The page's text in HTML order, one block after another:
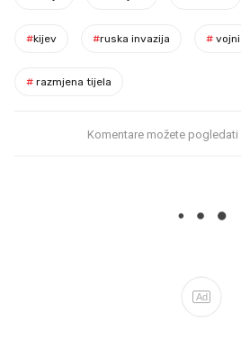
#kijev #ruska invazija #
# razmjena tijela
Komentare možete pogledati
Ad